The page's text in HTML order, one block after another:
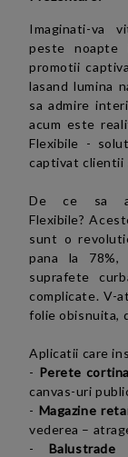
Imaginati-va
peste noapte
promotii
lasand lumina
sa admire
acum este
Flexibile -
captivat clientii
De ce sa
Flexibile?
sunt o
pana la
suprafete
complicate. V-
folie obisnuita,
Aplicatii care
- Perete
canvas-uri
- Magazine
vederea –
-